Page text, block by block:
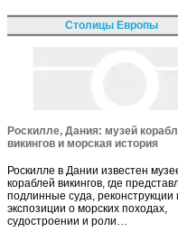
Столицы Европы
Роскилле, Дания: музей
викингов и морская история
Роскилле в Дании известен
кораблей викингов, где
подлинные суда, реконструкции
экспозиции о морских походах,
судостроении и роли…